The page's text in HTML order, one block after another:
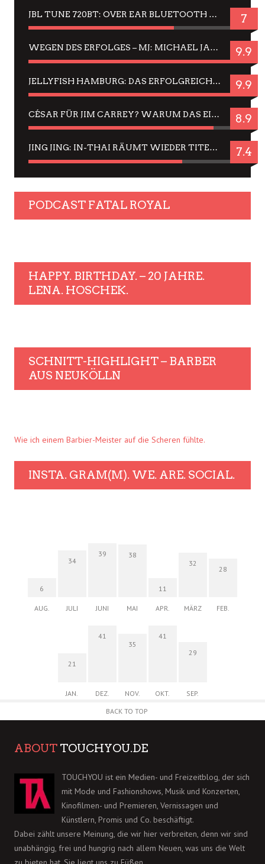
JBL TUNE 720BT: OVER EAR BLUETOOTH KOPFHÖRER UM DIE 50,-€ IM DAUER-TEST 7
WEGEN DES ERFOLGES – MJ: MICHAEL JACKSON MUSICAL IN EINER MATINEE SEHEN 9.9
JELLYFISH HAMBURG: DAS ERFOLGREICHE SOMMER-MENÜ 2025 IN GEFÜHLEN UND BILDERN 9.9
CÉSAR FÜR JIM CARREY? WARUM DAS EINER DER NERVIGSTEN ACTORS IST UND BLEIBT 8.9
JING JING: IN-THAI RÄUMT WIEDER TITEL AB – EIN ZWEI-STUNDEN-ERLEBNISBERICHT 7.4
PODCAST FATAL ROYAL
HAPPY. BIRTHDAY. – 20 JAHRE.
LENA. HOSCHEK.
SCHNITT-HIGHLIGHT – BARBER
AUS NEUKÖLLN
Wie ich einem Barbier-Meister auf die Scheren fühlte.
INSTA. GRAM(M). WE. ARE. SOCIAL.
6
AUG.
34
JULI
39
JUNI
38
MAI
11
APR.
32
MÄRZ
28
FEB.
21
JAN.
41
DEZ.
35
NOV.
41
OKT.
29
SEP.
BACK TO TOP
ABOUT TOUCHYOU.DE
TOUCHYOU ist ein Medien- und Freizeitblog, der sich
mit Mode und Fashionshows, Musik und Konzerten,
Kinofilmen- und Premieren, Vernissagen und
Künstlern, Promis und Co. beschäftigt.
Dabei zählt unsere Meinung, die wir hier verbreiten, denn wir sind
unabhängig, frei und hungrig nach allem Neuen, was uns die Welt